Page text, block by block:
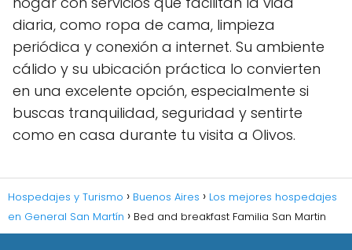
diaria, como ropa de cama, limpieza
periódica y conexión a internet. Su ambiente
cálido y su ubicación práctica lo convierten
en una excelente opción, especialmente si
buscas tranquilidad, seguridad y sentirte
como en casa durante tu visita a Olivos.
Hospedajes y Turismo Buenos Aires
Los mejores hospedajes
en General San Martín
Bed and breakfast Familia San Martin